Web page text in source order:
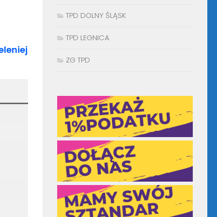
TPD DOLNY ŚLĄSK
TPD LEGNICA
ZG TPD